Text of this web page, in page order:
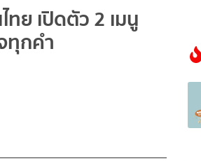
ย เปิดตัว 2 เมนู
ทุกคำ